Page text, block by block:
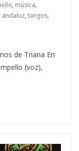
, música,
andaluz, tangos,
de Triana En
(voz),